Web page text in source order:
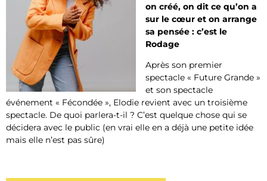
on créé, on dit ce qu’on a
sur le cœur et on arrange
sa pensée : c’est le
Rodage
Après son premier
spectacle « Future Grande »
et son spectacle
événement « Fécondée », Elodie revient avec un troisième
spectacle. De quoi parlera-t-il ? C’est quelque chose qui se
décidera avec le public (en vrai elle en a déjà une petite idée
mais elle n’est pas sûre)